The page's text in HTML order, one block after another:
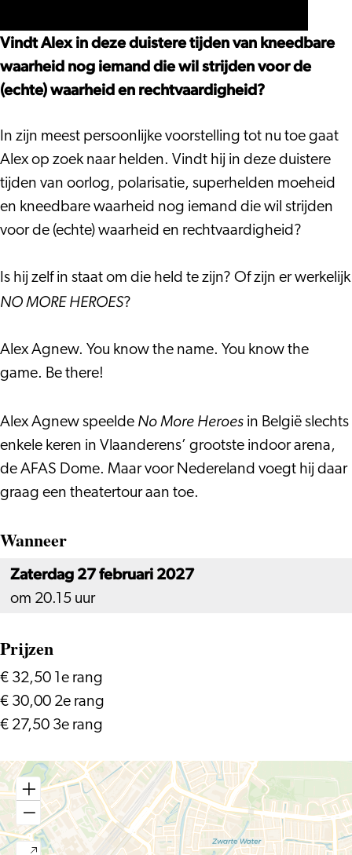
More
Heroes
–
No
More
Vindt Alex in deze duistere tijden van kneedbare
waarheid nog iemand die wil strijden voor de
(echte) waarheid en rechtvaardigheid?
In zijn meest persoonlijke voorstelling tot nu toe gaat
Alex op zoek naar helden. Vindt hij in deze duistere
tijden van oorlog, polarisatie, superhelden moeheid
en kneedbare waarheid nog iemand die wil strijden
voor de (echte) waarheid en rechtvaardigheid?
Is hij zelf in staat om die held te zijn? Of zijn er werkelijk
NO MORE HEROES?
Alex Agnew. You know the name. You know the
game. Be there!
Alex Agnew speelde No More Heroes in België slechts
enkele keren in Vlaanderens’ grootste indoor arena,
de AFAS Dome. Maar voor Nedereland voegt hij daar
graag een theatertour aan toe.
Wanneer
Zaterdag 27 februari 2027
om 20.15 uur
Prijzen
€ 32,50 1e rang
€ 30,00 2e rang
€ 27,50 3e rang